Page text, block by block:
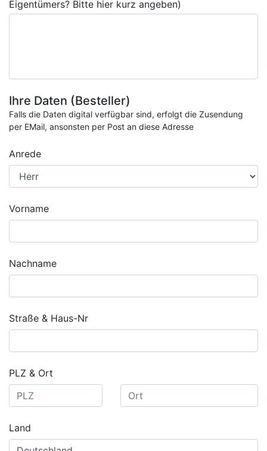
Eigentümers? Bitte hier kurz angeben)
Ihre Daten (Besteller)
Falls die Daten digital verfügbar sind, erfolgt die Zusendung
per EMail, ansonsten per Post an diese Adresse
Anrede
Vorname
Nachname
Straße & Haus-Nr
PLZ & Ort
Land